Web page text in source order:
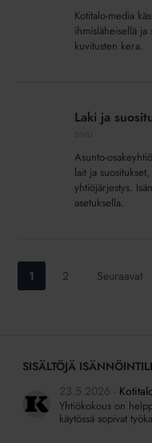
Kotitalo-media
ihmisläheisellä
kuvitusten kera.
Laki ja
Asunto-
lait ja
yhtiöjärjestys.
asetuksella.
Siirry
sivulle:
1
Siirry
2 Seuraavat
SISÄLTÖJÄ
23.5.2026
Yhtiökokous on
käytössä sopivat